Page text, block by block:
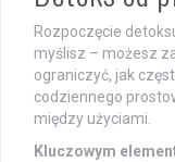
Rozpoczęcie
myślisz – możesz
ograniczyć, jak
codziennego
między użyciami.
Kluczowym